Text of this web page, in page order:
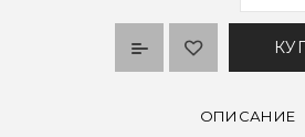
ОПИСАНИЕ